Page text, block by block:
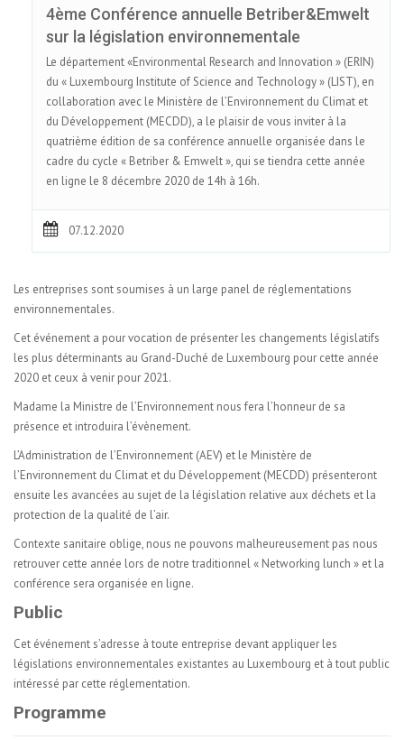
4ème Conférence annuelle Betriber&Emwelt
sur la législation environnementale
Le département «Environmental Research and Innovation » (ERIN)
du « Luxembourg Institute of Science and Technology » (LIST), en
collaboration avec le Ministère de l’Environnement du Climat et
du Développement (MECDD), a le plaisir de vous inviter à la
quatrième édition de sa conférence annuelle organisée dans le
cadre du cycle « Betriber & Emwelt », qui se tiendra cette année
en ligne le 8 décembre 2020 de 14h à 16h.
07.12.2020
Les entreprises sont soumises à un large panel de réglementations
environnementales.
Cet événement a pour vocation de présenter les changements législatifs
les plus déterminants au Grand-Duché de Luxembourg pour cette année
2020 et ceux à venir pour 2021.
Madame la Ministre de l’Environnement nous fera l’honneur de sa
présence et introduira l’évènement.
L’Administration de l’Environnement (AEV) et le Ministère de
l’Environnement du Climat et du Développement (MECDD) présenteront
ensuite les avancées au sujet de la législation relative aux déchets et la
protection de la qualité de l’air.
Contexte sanitaire oblige, nous ne pouvons malheureusement pas nous
retrouver cette année lors de notre traditionnel « Networking lunch » et la
conférence sera organisée en ligne.
Public
Cet événement s’adresse à toute entreprise devant appliquer les
législations environnementales existantes au Luxembourg et à tout public
intéressé par cette réglementation.
Programme